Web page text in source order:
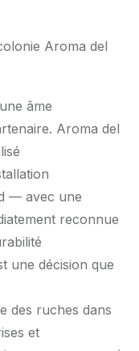
Aroma del
âme
Aroma del
— avec une
reconnue
une décision que
des ruches dans
et